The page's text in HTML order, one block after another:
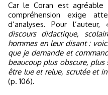
Car le Coran est agréable à réciter, facile à lire. Mais sa
compréhension exige
d’analyses. Pour l’auteur,
discours didactique,
hommes en leur disant :
que je demande et
beaucoup plus obscure,
être lue et relue, scrutée et
(p. 106).